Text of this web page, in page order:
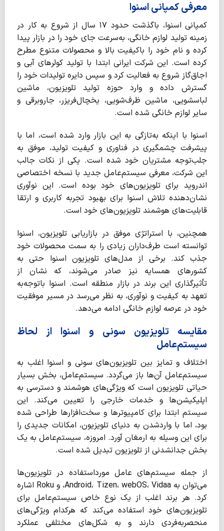
معرفی کمپانی اسنوا
کمپانی اسنوا، باگذشت حدود ۱۷ سال از شروع به کار در
زمینه تولید لوازم خانگی، به‌سرعت جای خود را در بازار پیدا
کرده و نام خود را باکیفیت بالا و محصولات متنوع مطرح
کرده است. این شرکت ایرانی ابتدا با تولید کولرهای آبی و
اجاق‌گاز شروع به فعالیت کرد و سپس دایره تولیدات خود را
گسترش داده و وارد حوزه تولید تلویزیون، ماشین
لباسشویی، ماشین ظرف‌شویی، یخچال‌فریزر، جاروبرقی و
سایر لوازم خانگی شده است.
اسنوا با اینکه به‌تازگی به این بازار وارد شده است، اما با
پیشرفت چشمگیری در فناوری و کیفیت تولید، موفق به
جلب‌توجه مشتریان خود شده است. یکی از نکات جالب
این شرکت، معرفی سیستم‌عامل جدید با نسخه اختصاصی
اندروید برای تلویزیون‌های خود بوده است. این نوآوری
نشان‌دهنده تلاش اسنوا برای بهبود تجربه کاربری و ارتقا
قابلیت‌های هوشمند تلویزیون‌های خود است.
همچنین، با استراتژی موفق در بازاریابی تلویزیون، اسنوا
توانسته است طرف‌داران زیادی را به سمت محصولات خود
جذب کند. برخی از مدل‌های تلویزیون اسنوا حتی به
کشورهای همسایه نیز صادر می‌شوند، که نشان از
تأثیرگذاری این برند در بازار منطقه است. اسنوا باتوجه‌به
تعهد به کیفیت و نوآوری، به نظر می‌رسد در مسیر موفقیت
خود در عرصه لوازم خانگی ادامه می‌دهد.
مقایسه تلویزیون سونی و اسنوا از لحاظ
سیستم‌عامل
اختلاف و تمایز بین تلویزیون‌های سونی و اسنوا اغلب به
سیستم‌عامل آن‌ها باز می‌گردد. سیستم‌عامل، بخش بسیار
حیاتی تلویزیون است که ویژگی‌های هوشمند و دسترسی به
اپلیکیشن‌ها و خدمات خارجی را تعیین می‌کند. این
سیستم ابتدا برای کامپیوترها و سخت‌افزارها طراحی شده
بود، اما با واردشدن به دنیای تلویزیون، امکانات جدیدی را
برای این وسیله به ارمغان آورد. امروزه، سیستم‌عامل به یک
بخش جدانشدنی از تلویزیون تبدیل شده است.
از جمله سیستم‌های عامل مورداستفاده در تلویزیون‌ها
می‌توان به Android، Tizen، webOS، Vidaa، و Roku اشاره
کرد. هر برند اغلب از یک نوع خاص سیستم‌عامل برای
تلویزیون‌های خود استفاده می‌کند که هرکدام ویژگی‌های
منحصربه‌فردی دارند و به شکل‌های مختلفی عملکرد